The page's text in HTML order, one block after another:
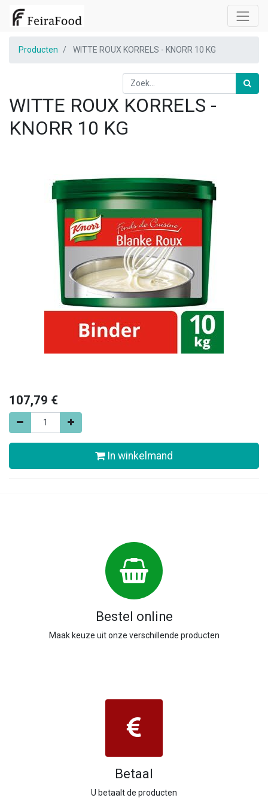
Producten WITTE ROUX KORRELS - KNORR 10 KG
WITTE ROUX KORRELS -
KNORR 10 KG
107,79 €
In winkelmand
Bestel online
Maak keuze uit onze verschillende producten
Betaal
U betaalt de producten